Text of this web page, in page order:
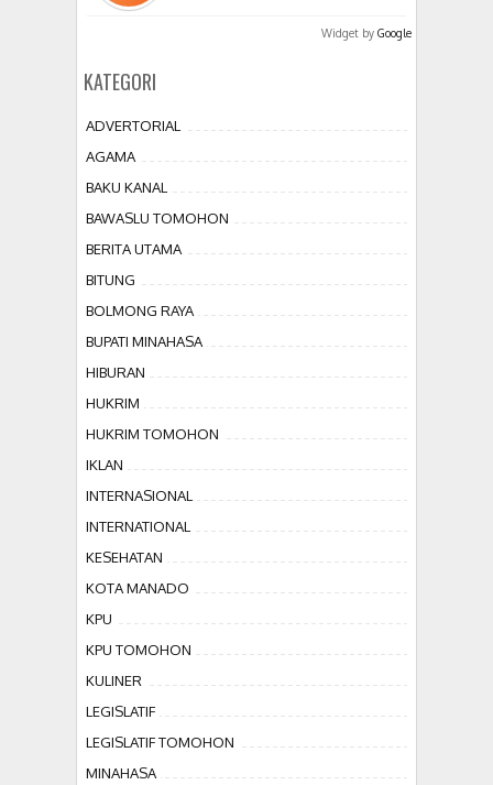
Widget by Google
KATEGORI
ADVERTORIAL
AGAMA
BAKU KANAL
BAWASLU TOMOHON
BERITA UTAMA
BITUNG
BOLMONG RAYA
BUPATI MINAHASA
HIBURAN
HUKRIM
HUKRIM TOMOHON
IKLAN
INTERNASIONAL
INTERNATIONAL
KESEHATAN
KOTA MANADO
KPU
KPU TOMOHON
KULINER
LEGISLATIF
LEGISLATIF TOMOHON
MINAHASA